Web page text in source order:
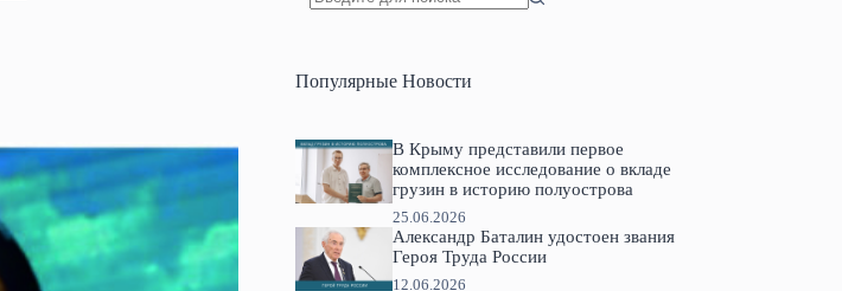
Популярные Новости
В Крыму представили первое
комплексное исследование о вкладе
грузин в историю полуострова
25.06.2026
Александр Баталин удостоен звания
Героя Труда России
12.06.2026